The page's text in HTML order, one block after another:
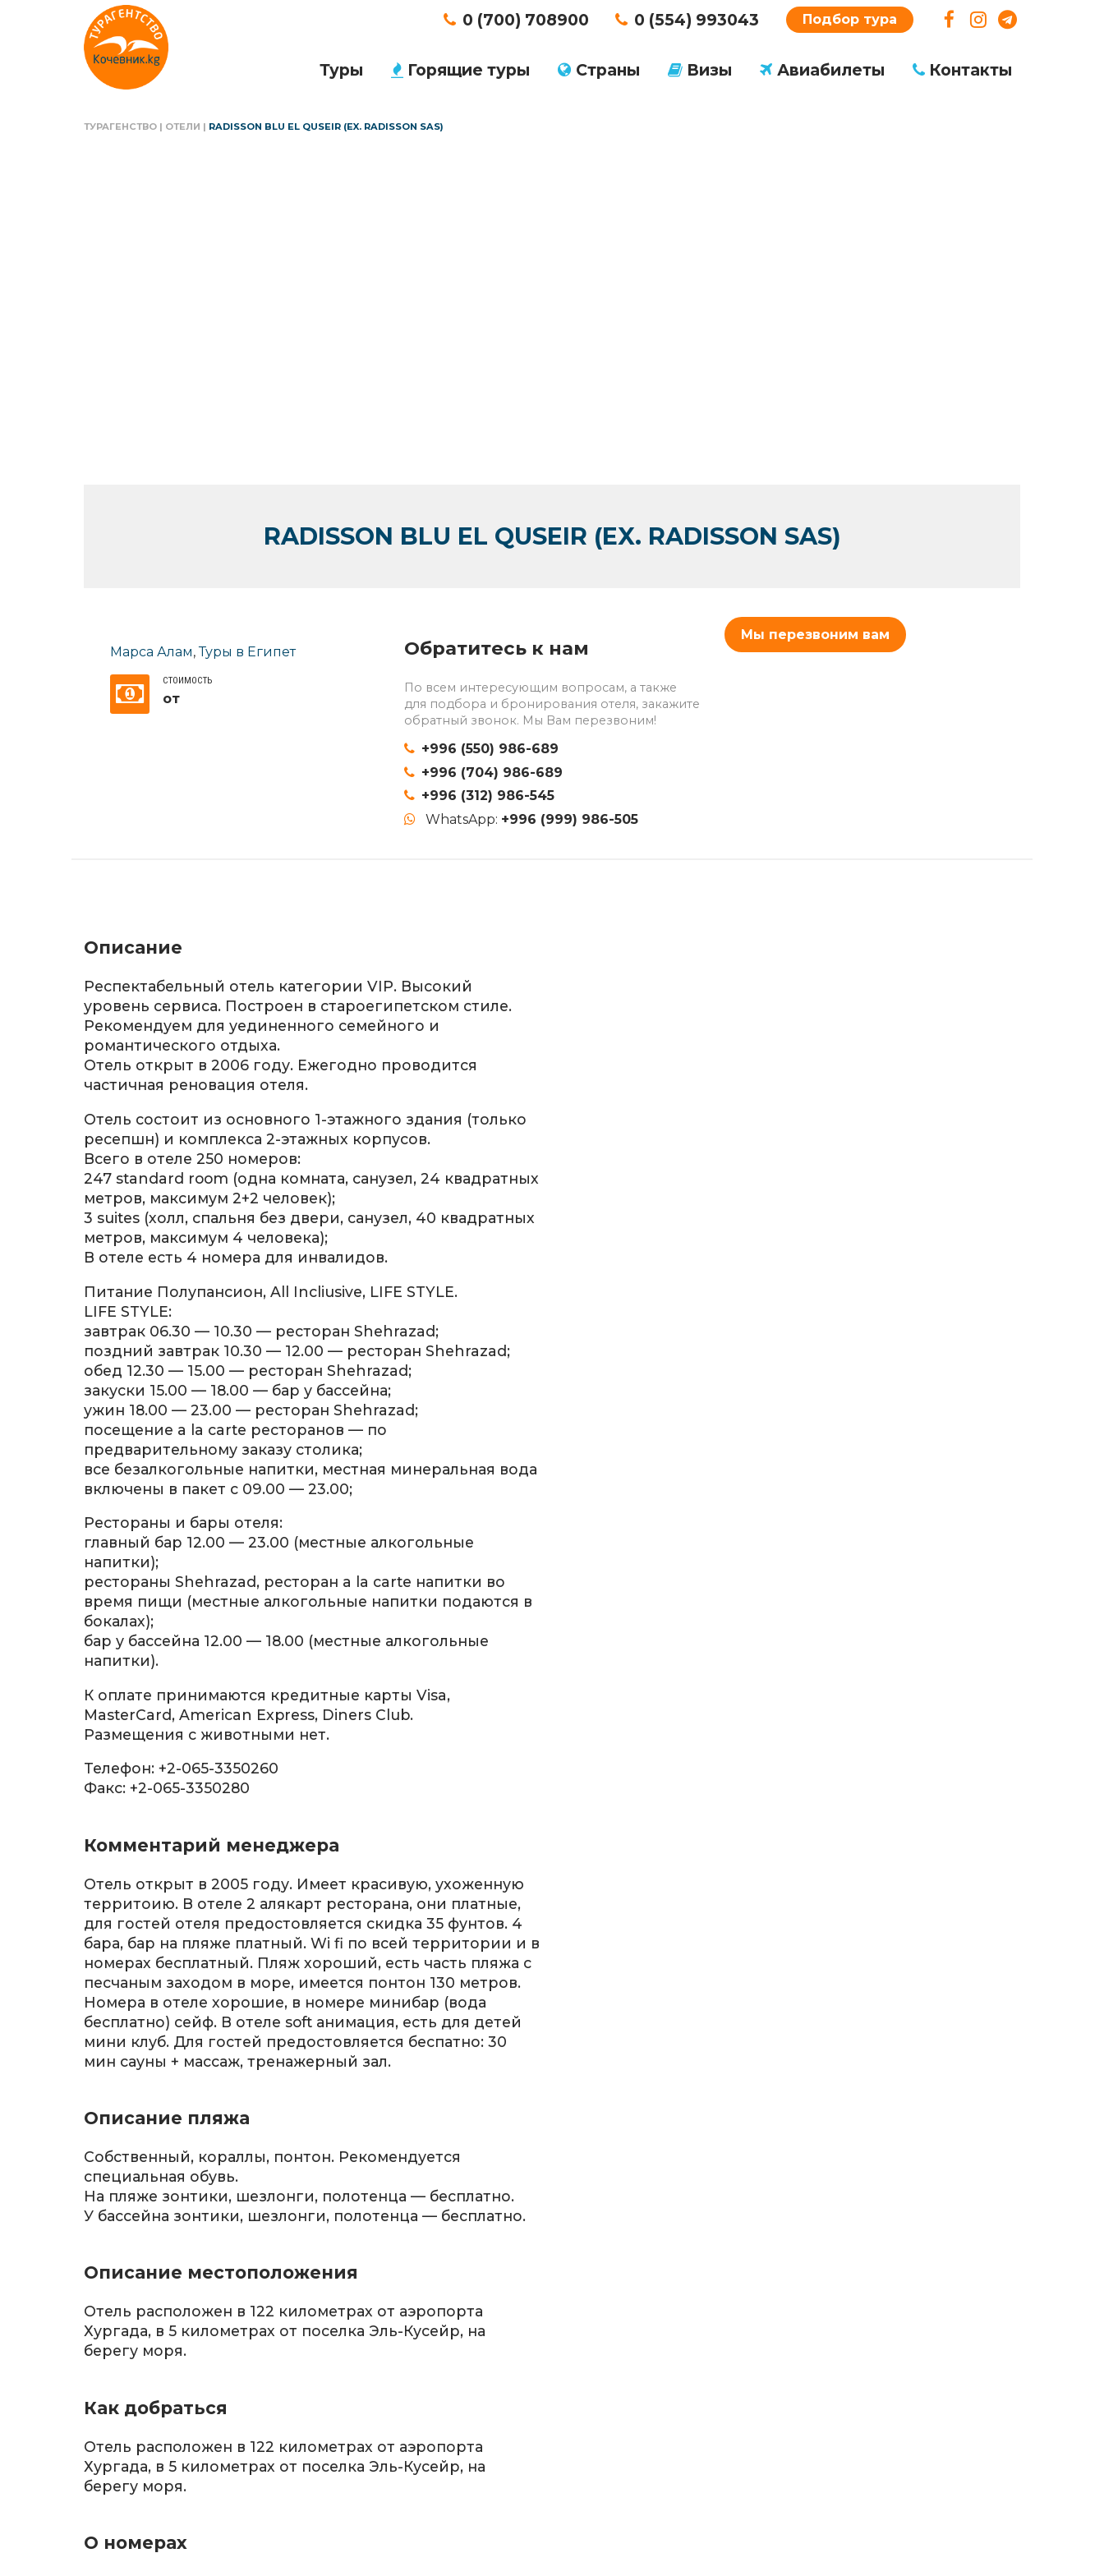
0 (700) 708900 0 (554) 993043 Подбор тура
Туры Горящие туры Страны Визы Авиабилеты Контакты
ТУРАГЕНСТВО | ОТЕЛИ | RADISSON BLU EL QUSEIR (EX. RADISSON SAS)
RADISSON BLU EL QUSEIR (EX. RADISSON SAS)
Марса Алам,Туры в Египет
СТОИМОСТЬ
от
Обратитесь к нам
По всем интересующим вопросам, а также
для подбора и бронирования отеля, закажите
обратный звонок. Мы Вам перезвоним!
+996 (550) 986-689
+996 (704) 986-689
+996 (312) 986-545
WhatsApp: +996 (999) 986-505
Мы перезвоним вам
Описание
Респектабельный отель категории VIP. Высокий
уровень сервиса. Построен в староегипетском стиле.
Рекомендуем для уединенного семейного и
романтического отдыха.
Отель открыт в 2006 году. Ежегодно проводится
частичная реновация отеля.
Отель состоит из основного 1-этажного здания (только
ресепшн) и комплекса 2-этажных корпусов.
Всего в отеле 250 номеров:
247 standard room (одна комната, санузел, 24 квадратных
метров, максимум 2+2 человек);
3 suites (холл, спальня без двери, санузел, 40 квадратных
метров, максимум 4 человека);
В отеле есть 4 номера для инвалидов.
Питание Полупансион, All Incliusive, LIFE STYLE.
LIFE STYLE:
завтрак 06.30 — 10.30 — ресторан Shehrazad;
поздний завтрак 10.30 — 12.00 — ресторан Shehrazad;
обед 12.30 — 15.00 — ресторан Shehrazad;
закуски 15.00 — 18.00 — бар у бассейна;
ужин 18.00 — 23.00 — ресторан Shehrazad;
посещение a la carte ресторанов — по
предварительному заказу столика;
все безалкогольные напитки, местная минеральная вода
включены в пакет с 09.00 — 23.00;
Рестораны и бары отеля:
главный бар 12.00 — 23.00 (местные алкогольные
напитки);
рестораны Shehrazad, ресторан a la carte напитки во
время пищи (местные алкогольные напитки подаются в
бокалах);
бар у бассейна 12.00 — 18.00 (местные алкогольные
напитки).
К оплате принимаются кредитные карты Visa,
MasterCard, American Express, Diners Club.
Размещения с животными нет.
Телефон: +2-065-3350260
Факс: +2-065-3350280
Комментарий менеджера
Отель открыт в 2005 году. Имеет красивую, ухоженную
территоию. В отеле 2 алякарт ресторана, они платные,
для гостей отеля предостовляется скидка 35 фунтов. 4
бара, бар на пляже платный. Wi fi по всей территории и в
номерах бесплатный. Пляж хороший, есть часть пляжа с
песчаным заходом в море, имеется понтон 130 метров.
Номера в отеле хорошие, в номере минибар (вода
бесплатно) сейф. В отеле soft анимация, есть для детей
мини клуб. Для гостей предостовляется беспатно: 30
мин сауны + массаж, тренажерный зал.
Описание пляжа
Собственный, кораллы, понтон. Рекомендуется
специальная обувь.
На пляже зонтики, шезлонги, полотенца — бесплатно.
У бассейна зонтики, шезлонги, полотенца — бесплатно.
Описание местоположения
Отель расположен в 122 километрах от аэропорта
Хургада, в 5 километрах от поселка Эль-Кусейр, на
берегу моря.
Как добраться
Отель расположен в 122 километрах от аэропорта
Хургада, в 5 километрах от поселка Эль-Кусейр, на
берегу моря.
О номерах